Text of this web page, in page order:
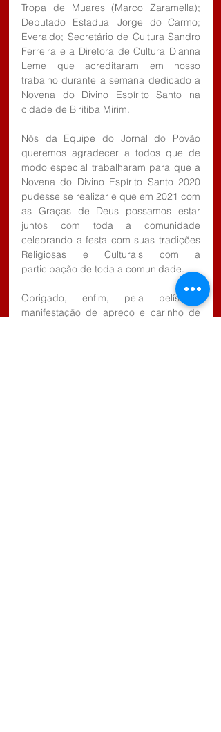
Tropa de Muares (Marco Zaramella);
Deputado Estadual Jorge do Carmo;
Everaldo; Secretário de Cultura Sandro
Ferreira e a Diretora de Cultura Dianna
Leme que acreditaram em nosso
trabalho durante a semana dedicado a
Novena do Divino Espírito Santo na
cidade de Biritiba Mirim.
Nós da Equipe do Jornal do Povão
queremos agradecer a todos que de
modo especial trabalharam para que a
Novena do Divino Espírito Santo 2020
pudesse se realizar e que em 2021 com
as Graças de Deus possamos estar
juntos com toda a comunidade
celebrando a festa com suas tradições
Religiosas e Culturais com a
participação de toda a comunidade.
Obrigado, enfim, pela belíssima
manifestação de apreço e carinho de